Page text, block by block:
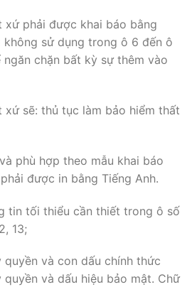
xứ phải được khai báo bằng
không sử dụng trong ô 6 đến ô
chặn bất kỳ sự thêm vào
xứ sẽ: thủ tục làm bảo hiểm thất
phù hợp theo mẫu khai báo
được in bằng Tiếng Anh.
tin tối thiểu cần thiết trong ô số
13;
và con dấu chính thức
và dấu hiệu bảo mật. Chữ